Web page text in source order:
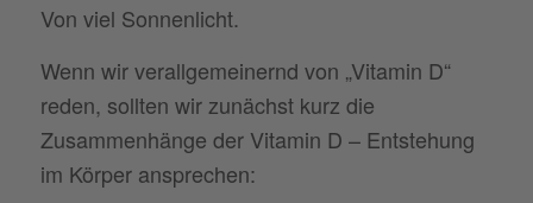
Von viel Sonnenlicht.
Wenn wir verallgemeinernd von „Vitamin D“
reden, sollten wir zunächst kurz die
Zusammenhänge der Vitamin D – Entstehung
im Körper ansprechen: